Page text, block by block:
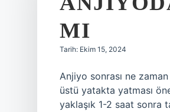
MI
Tarih: Ekim 15, 2024
Anjiyo sonrası ne
üstü yatakta yatması
yaklaşık 1-2 saat sonra